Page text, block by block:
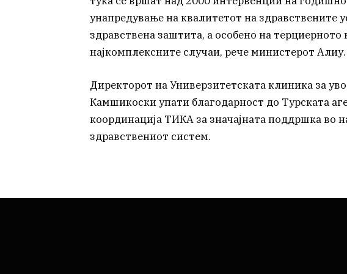
унапредување на квалитетот на здравствените
здравствена заштита, а особено на терциерното
најкомплексните случаи, рече министерот Алиу.
Директорот на Универзитетската клиника за
Камшикоски упати благодарност до Турската
координација ТИКА за значајната поддршка во
здравствениот систем.